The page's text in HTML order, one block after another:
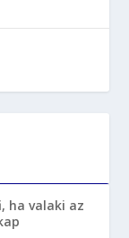
ha valaki az